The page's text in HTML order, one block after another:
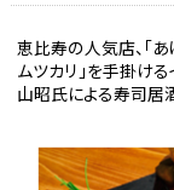
恵比寿の人気店、「あ
ムツカリ」を手掛け
山昭氏による寿司居